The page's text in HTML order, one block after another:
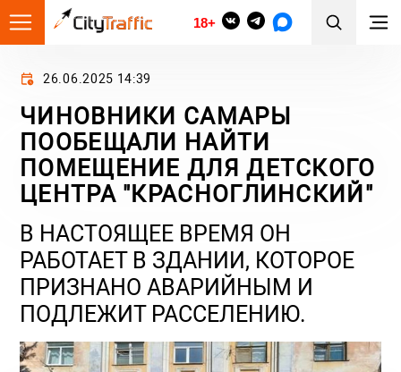
18+
26.06.2025 14:39
ЧИНОВНИКИ САМАРЫ
ПООБЕЩАЛИ НАЙТИ
ПОМЕЩЕНИЕ ДЛЯ ДЕТСКОГО
ЦЕНТРА "КРАСНОГЛИНСКИЙ"
В НАСТОЯЩЕЕ ВРЕМЯ ОН
РАБОТАЕТ В ЗДАНИИ, КОТОРОЕ
ПРИЗНАНО АВАРИЙНЫМ И
ПОДЛЕЖИТ РАССЕЛЕНИЮ.